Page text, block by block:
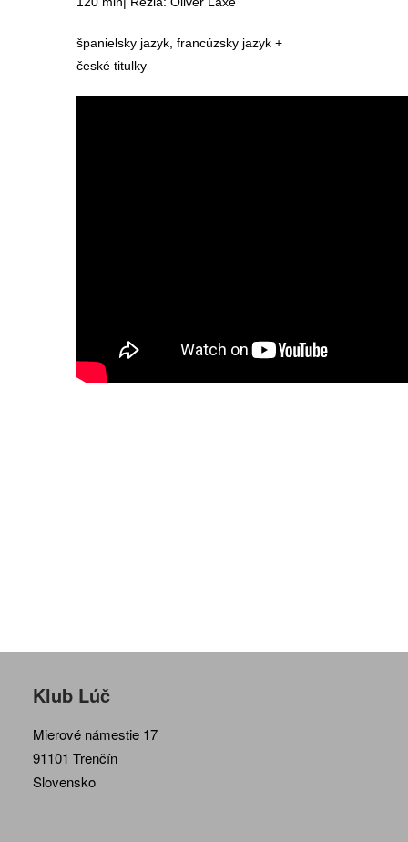
španielsky jazyk, francúzsky jazyk +
české titulky
Klub Lúč
Mierové námestie 17
91101 Trenčín
Slovensko